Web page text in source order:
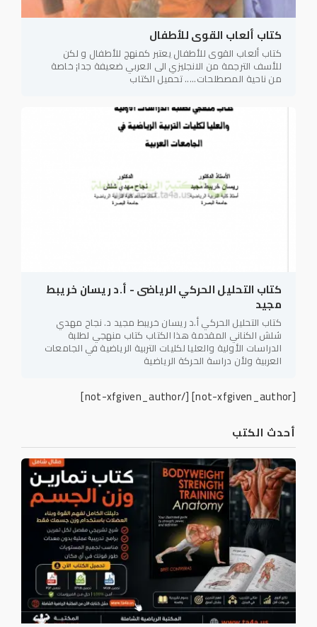
أحدث الكتب
كتاب ألعاب القوى للأطفال
كتاب ألعاب القوى للأطفال يعتبر كمنهج للأطفال و لكن
للأسف الترجمة من الانجليزي الى العربي ضعيفة جدا¡ خاصة
من ناحية المصطلحات..... تحميل الكتاب
كتاب التحليل الحركي الرياضى - أ.د ريسان خريبط
مجيد
كتاب التحليل الحركي أ.د ريسان خريبط مجيد د. نجاح مهدي
شلش الكناني المقدمة هذا الكتاب كتاب منهجي لطلبة
الدراسات الأولية والعليا لكليات التربية الرياضية في الجامعات
العربية ولأن دراسة الحركة الرياضية
[not-xfgiven_author]
[/not-xfgiven_author]